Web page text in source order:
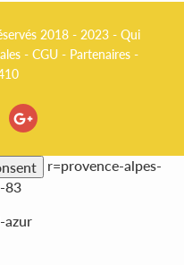
2018 - 2023 - Qui
- CGU - Partenaires -
r=provence-alpes-
83
azur